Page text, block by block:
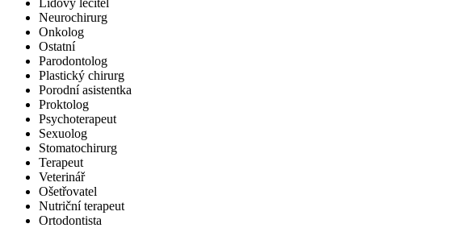
Lidový léčitel
Neurochirurg
Onkolog
Ostatní
Parodontolog
Plastický chirurg
Porodní asistentka
Proktolog
Psychoterapeut
Sexuolog
Stomatochirurg
Terapeut
Veterinář
Ošetřovatel
Nutriční terapeut
Ortodontista